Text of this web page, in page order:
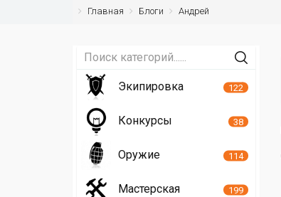
Главная Блоги Андрей
Экипировка 122
Конкурсы 38
Оружие 114
Мастерская 199